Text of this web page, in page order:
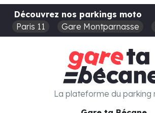
Découvrez nos parkings moto
Paris 11
Gare Montparnasse
La plateforme du parking